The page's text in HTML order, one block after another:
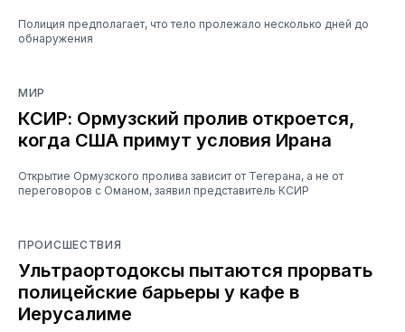
Полиция предполагает, что тело пролежало несколько дней до
обнаружения
МИР
КСИР: Ормузский пролив откроется,
когда США примут условия Ирана
Открытие Ормузского пролива зависит от Тегерана, а не от
переговоров с Оманом, заявил представитель КСИР
ПРОИСШЕСТВИЯ
Ультраортодоксы пытаются прорвать
полицейские барьеры у кафе в
Иерусалиме